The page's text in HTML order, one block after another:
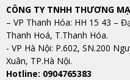
CÔNG TY TNHH THƯƠNG
– VP Thanh Hóa: HH 15 43 –
Thanh Hoá, T.Thanh Hóa.
​​​​​​​- VP Hà Nội: P.602, SN.200
Xuân, TP.Hà Nội.
Hotline: 0904765383